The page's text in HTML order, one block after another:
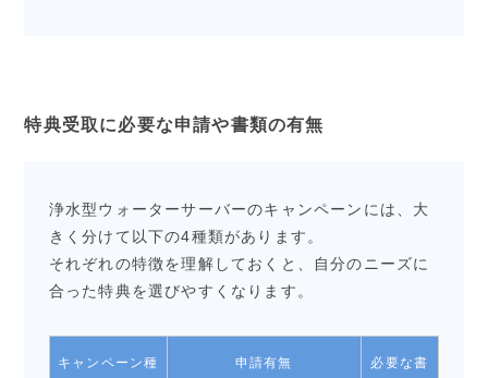
特典受取に必要な申請や書類の有無
浄水型ウォーターサーバーのキャンペーンには、大
きく分けて以下の4種類があります。
それぞれの特徴を理解しておくと、自分のニーズに
合った特典を選びやすくなります。
キャンペーン種
申請有無
必要な書